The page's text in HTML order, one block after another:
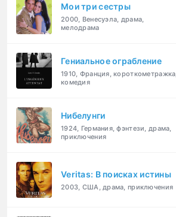
Мои три сестры
2000, Венесуэла, драма,
мелодрама
Гениальное ограбление
1910, Франция, короткометражка,
комедия
Нибелунги
1924, Германия, фэнтези, драма,
приключения
Veritas: В поисках истины
2003, США, драма, приключения